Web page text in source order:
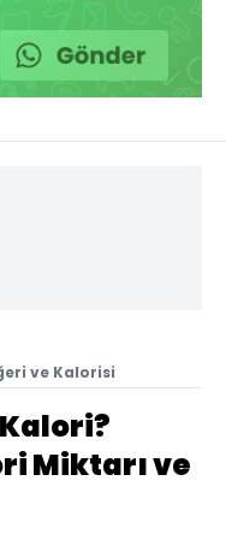
ve Kalorisi
Miktarı ve